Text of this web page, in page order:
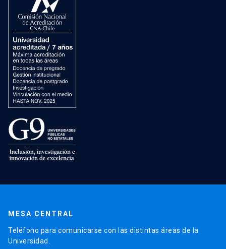
MESA CENTRAL
Teléfono para comunicarse con las distintas áreas de la
Universidad.